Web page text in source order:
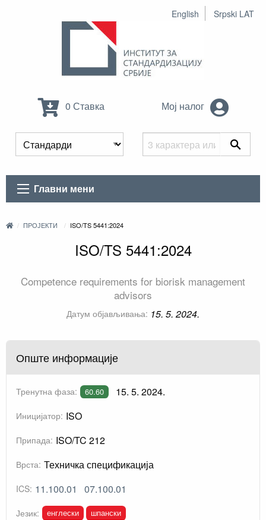
English Srpski LAT
0 Ставка Мој налог
Главни мени
ПРОЈЕКТИ ISO/TS 5441:2024
ISO/TS 5441:2024
Competence requirements for biorisk management
advisors
Датум објављивања: 15. 5. 2024.
Опште информације
Тренутна фаза: 60.60 15. 5. 2024.
Иницијатор: ISO
Припада: ISO/TC 212
Врста: Техничка спецификација
ICS: 11.100.01 07.100.01
Језик: енглески шпански